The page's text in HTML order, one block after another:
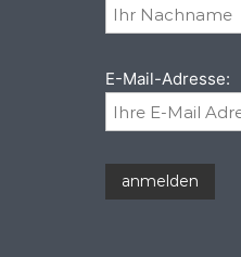
E-Mail-Adresse: